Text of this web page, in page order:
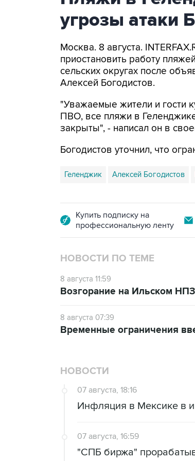
угрозы атаки
Москва. 8 августа.
приостановить работу
сельских округах после
Алексей Богодистов.
"Уважаемые жители и гости
ПВО, все пляжи в
закрыты", - написал он в
Богодистов уточнил, что
Геленджик Алексей Богодистов
Купить подписку на
профессиональную ленту
НОВОСТИ ПО ТЕМЕ
8 августа 11:59
Возгорание на Ильском
8 августа 07:39
Временные ограничения
НОВОСТИ
07 августа, 18:16
Инфляция в Мексике в
07 августа, 16:59
"СПБ биржа"